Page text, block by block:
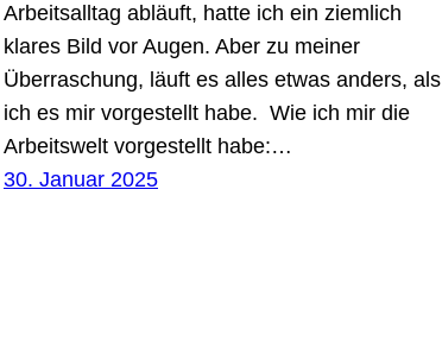
Arbeitsalltag abläuft, hatte ich ein ziemlich
klares Bild vor Augen. Aber zu meiner
Überraschung, läuft es alles etwas anders, als
ich es mir vorgestellt habe. Wie ich mir die
Arbeitswelt vorgestellt habe:…
30. Januar 2025